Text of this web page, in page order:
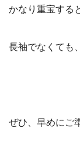
かなり重宝する
長袖でなくても
ぜひ、早めにご